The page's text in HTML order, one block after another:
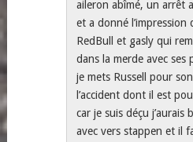
aileron abîmé, un arrêt
et a donné
RedBull et gasly qui
dans la merde avec ses
je mets Russell pour
l’accident dont il est
car je suis déçu
avec vers stappen et il